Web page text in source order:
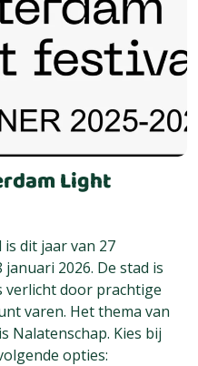
Light
dit jaar van 27
2026. De stad is
verlicht door prachtige
varen. Het thema van
Nalatenschap. Kies bij
opties: